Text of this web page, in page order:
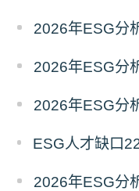
2026年ESG分
2026年ESG分
2026年ESG分
2026年ESG分